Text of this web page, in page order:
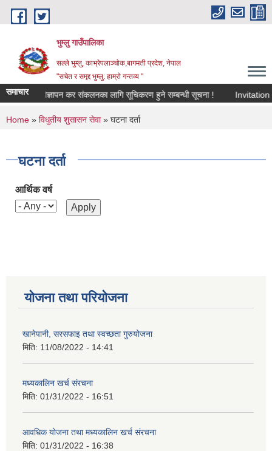
Skip to main content
भुम्लु गाउँपालिका
सल्ले भुम्लु, काभ्रेपलाञ्चोक,बागमती प्रदेश, नेपाल
"सचेत र समृद्द भुम्लु: हाम्राे गन्तव्य "
समाचार विज्ञापन कर संकलनका लागि सूचिकरण हुने सम्बन्धी सूचना !
You are here
Home » विधुतीय शुसासन सेवा» घटना दर्ता
घटना दर्ता
आर्थिक वर्ष
योजना तथा परियोजना
खानेपानी, सरसफाइ तथा स्वच्छता गुरुयोजना
मिति: 11/08/2022 - 14:41
मध्यकालिन खर्च संरचना
मिति: 01/31/2022 - 16:51
आवधिक योजना तथा मध्यकालिन खर्च संरचना
मिति: 01/31/2022 - 16:38